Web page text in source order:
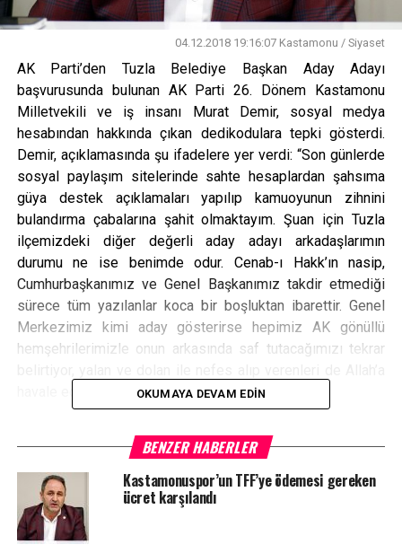
04.12.2018 19:16:07 Kastamonu / Siyaset
AK Parti’den Tuzla Belediye Başkan Aday Adayı
başvurusunda bulunan AK Parti 26. Dönem Kastamonu
Milletvekili ve iş insanı Murat Demir, sosyal medya
hesabından hakkında çıkan dedikodulara tepki gösterdi.
Demir, açıklamasında şu ifadelere yer verdi: “Son günlerde
sosyal paylaşım sitelerinde sahte hesaplardan şahsıma
güya destek açıklamaları yapılıp kamuoyunun zihnini
bulandırma çabalarına şahit olmaktayım. Şuan için Tuzla
ilçemizdeki diğer değerli aday adayı arkadaşlarımın
durumu ne ise benimde odur. Cenab-ı Hakk’ın nasip,
Cumhurbaşkanımız ve Genel Başkanımız takdir etmediği
sürece tüm yazılanlar koca bir boşluktan ibarettir. Genel
Merkezimiz kimi aday gösterirse hepimiz AK gönüllü
hemşehrilerimizle onun arkasında saf tutacağımızı tekrar
YORUMLAR
Facebook Yorumları
OKUMAYA DEVAM EDIN
BENZER HABERLER
Kastamonuspor’un TFF’ye ödemesi gereken
ücret karşılandı